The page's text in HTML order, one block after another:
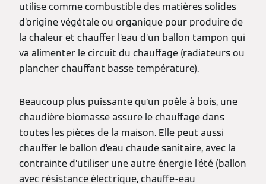
utilise comme combustible des matières solides
d’origine végétale ou organique pour produire de
la chaleur et chauffer l’eau d’un ballon tampon qui
va alimenter le circuit du chauffage (radiateurs ou
plancher chauffant basse température).
Beaucoup plus puissante qu'un poêle à bois, une
chaudière biomasse assure le chauffage dans
toutes les pièces de la maison. Elle peut aussi
chauffer le ballon d’eau chaude sanitaire, avec la
contrainte d’utiliser une autre énergie l’été (ballon
avec résistance électrique, chauffe-eau